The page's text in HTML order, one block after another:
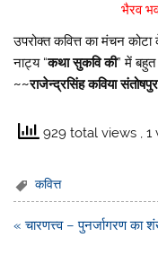
भैरव
उपरोक्त कवित्त का मंचन
नाट्य “कथा सुकवि की” में
~~राजेन्द्रसिंह कविया
929 total views ,
कवित्त
Post
« चारणत्त्व – पुनर्जागरण का